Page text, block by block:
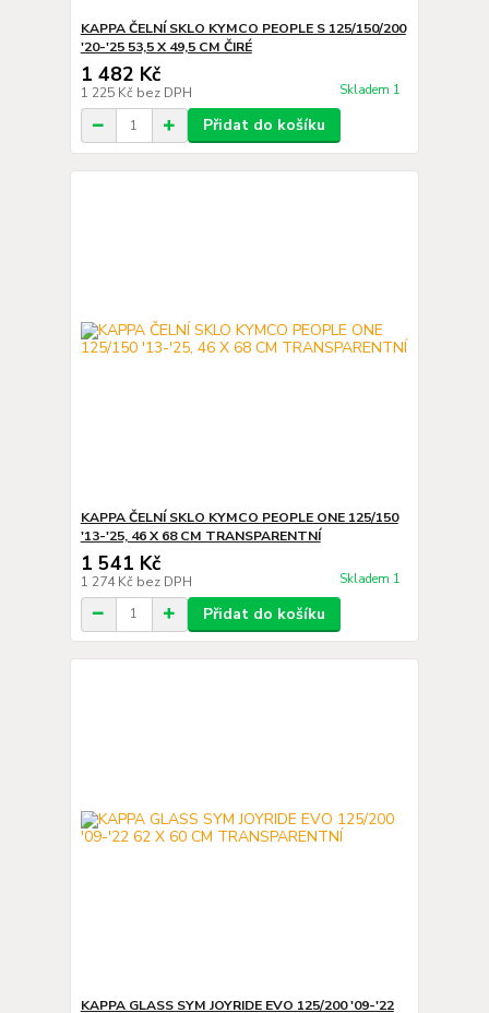
KAPPA ČELNÍ SKLO KYMCO PEOPLE S 125/150/200
'20-'25 53,5 X 49,5 CM ČIRÉ
1 482 Kč
1 225 Kč bez DPH Skladem 1
Přidat do košíku
KAPPA ČELNÍ SKLO KYMCO PEOPLE ONE 125/150
'13-'25, 46 X 68 CM TRANSPARENTNÍ
1 541 Kč
1 274 Kč bez DPH Skladem 1
Přidat do košíku
KAPPA GLASS SYM JOYRIDE EVO 125/200 '09-'22